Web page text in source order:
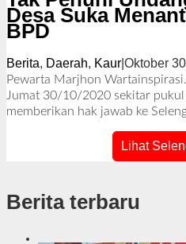
Desa Suka
BPD
Berita, Daerah, Kaur| Oktober
Pewarta Marjhon
Jumat 30/10/2020 sekitar
memberikan hak jawab ke
Lihat
Berita terbaru